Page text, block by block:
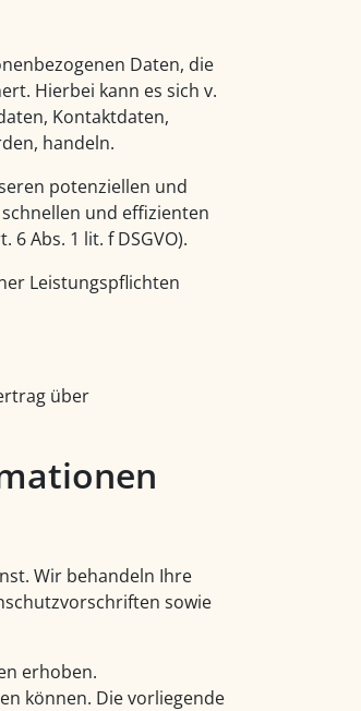
Daten, die
Hierbei kann es sich v.
Kontaktdaten,
handeln.
potenziellen und
und effizienten
Abs. 1 lit. f DSGVO).
Leistungspflichten
über
Wir behandeln Ihre
sowie
erhoben.
können. Die vorliegende